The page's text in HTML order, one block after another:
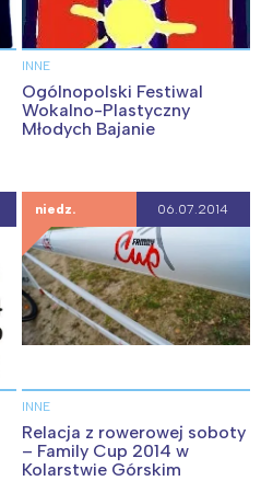
INNE
Ogólnopolski Festiwal
Wokalno-Plastyczny
Młodych Bajanie
niedz. 06.07.2014
INNE
Relacja z rowerowej soboty
– Family Cup 2014 w
Kolarstwie Górskim